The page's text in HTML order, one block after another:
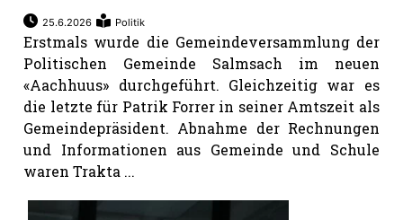
25.6.2026 Politik
Erstmals wurde die Gemeindeversammlung der
Politischen Gemeinde Salmsach im neuen
«Aachhuus» durchgeführt. Gleichzeitig war es
die letzte für Patrik Forrer in seiner Amtszeit als
Gemeindepräsident. Abnahme der Rechnungen
und Informationen aus Gemeinde und Schule
waren Trakta ...